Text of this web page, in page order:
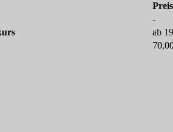
-
ab